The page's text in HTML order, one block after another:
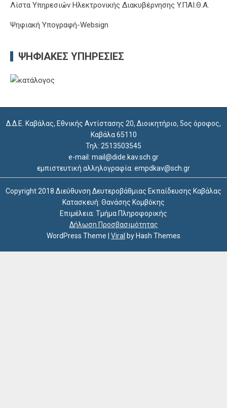
Λίστα Υπηρεσιών Ηλεκτρονικής Διακυβέρνησης Y.ΠΑΙ.Θ.Α.
Ψηφιακή Υπογραφή-Websign
ΨΗΦΙΑΚΈΣ ΥΠΗΡΕΣΊΕΣ
Δ.Δ.Ε. Καβάλας, Εθνικής Αντίστασης 20, Διοικητήριο, 5ος όροφος,
Καβάλα 65110
Τηλ: 2513503545
e-mail: mail@dide.kav.sch.gr
εμπιστευτική αλληλογραφία: empdkav@sch.gr
Copyright 2018 Διεύθυνση Δευτεροβάθμιας Εκπαίδευσης Καβάλας
Κατασκευή: Θανάσης Κομβόκης
Επιμέλεια: Τμήμα Πληροφορικής
Δήλωση Προσβασιμότητας
WordPress Theme
Viral by Hash Themes